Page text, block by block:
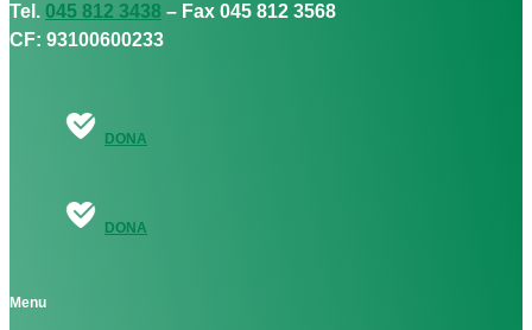
Tel. 045 812 3438 – Fax 045 812 3568
CF: 93100600233
DONA
DONA
Menu